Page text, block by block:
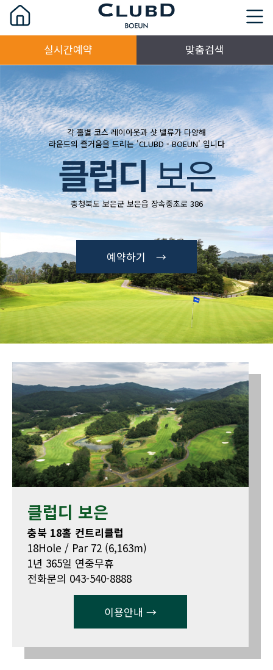
실시간예약 맞춤검색
각 홀별 코스 레이아웃과 샷 밸류가 다양해
라운드의 즐거움을 드리는 'CLUBD - BOEUN' 입니다
클럽디보은
충청북도 보은군 보은읍 장속중초로 386
예약하기 →
클럽디 보은
충북 18홀 컨트리클럽
18Hole / Par 72 (6,163m)
1년 365일 연중무휴
전화문의 043-540-8888
이용안내 →